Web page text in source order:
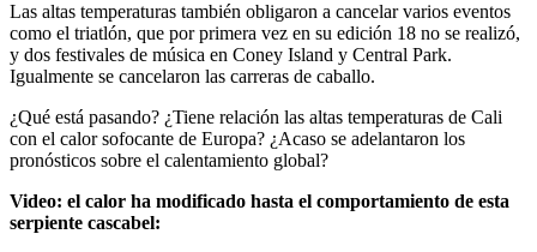
Las altas temperaturas también obligaron a cancelar varios eventos
como el triatlón, que por primera vez en su edición 18 no se realizó,
y dos festivales de música en Coney Island y Central Park.
Igualmente se cancelaron las carreras de caballo.
¿Qué está pasando? ¿Tiene relación las altas temperaturas de Cali
con el calor sofocante de Europa? ¿Acaso se adelantaron los
pronósticos sobre el calentamiento global?
Video: el calor ha modificado hasta el comportamiento de esta
serpiente cascabel: